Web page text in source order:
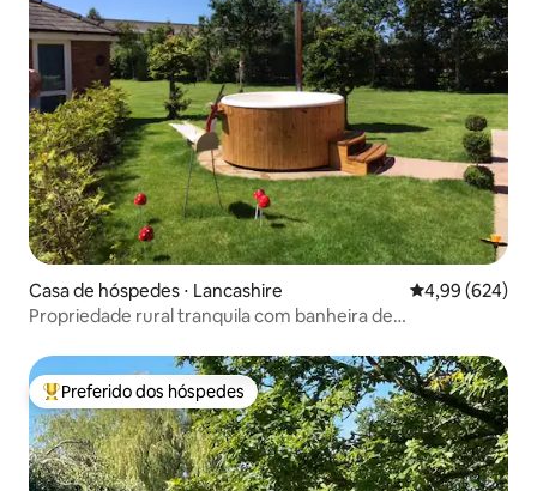
Casa de hóspedes ⋅ Lancashire 4,99 de uma
4,99 (624)
Propriedade rural tranquila com banheira de
Entre os melhores preferidos dos hóspedes
Preferido dos hóspedes